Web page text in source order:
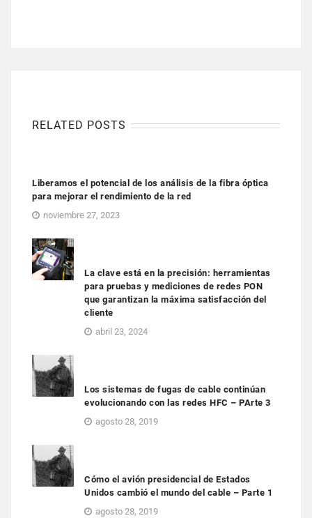
RELATED POSTS
Liberamos el potencial de los análisis de la fibra óptica
para mejorar el rendimiento de la red
noviembre 27, 2023
La clave está en la precisión: herramientas
para pruebas y mediciones de redes PON
que garantizan la máxima satisfacción del
cliente
abril 23, 2024
Los sistemas de fugas de cable continúan
evolucionando con las redes HFC – PArte 3
agosto 28, 2019
Cómo el avión presidencial de Estados
Unidos cambió el mundo del cable – Parte 1
agosto 28, 2019